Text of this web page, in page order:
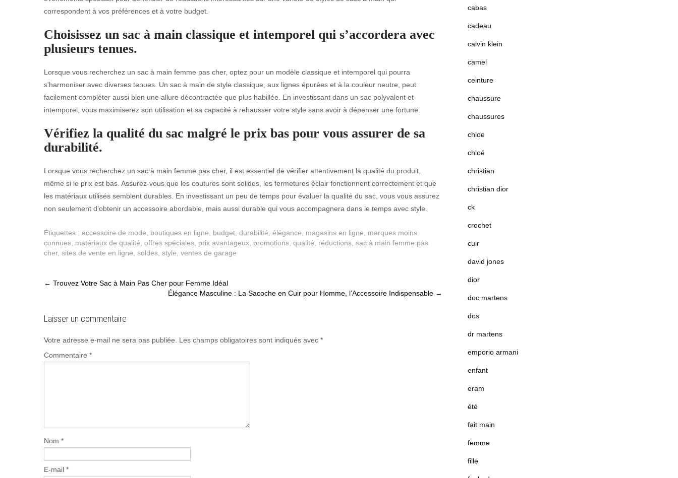
correspondent à vos préférences et à votre budget.
Choisissez un sac à main classique et intemporel qui s’accordera avec
plusieurs tenues.
Lorsque vous recherchez un sac à main femme pas cher, optez pour un modèle classique et intemporel qui pourra
s’harmoniser avec diverses tenues. Un sac à main de style classique, aux lignes épurées et à la couleur neutre, peut
facilement compléter aussi bien une allure décontractée que plus habillée. En investissant dans un sac polyvalent et
intemporel, vous maximiserez son utilisation et sa capacité à rehausser votre style sans avoir à dépenser une fortune.
Vérifiez la qualité du sac malgré le prix bas pour vous assurer de sa
durabilité.
Lorsque vous recherchez un sac à main femme pas cher, il est essentiel de vérifier attentivement la qualité du produit,
même si le prix est bas. Assurez-vous que les coutures sont solides, les fermetures éclair fonctionnent correctement et que
les matériaux utilisés semblent durables. En investissant un peu de temps pour évaluer la qualité du sac, vous vous assurez
non seulement d’obtenir un accessoire abordable, mais aussi durable qui vous accompagnera dans le temps avec style.
Étiquettes : accessoire de mode boutiques en ligne budget durabilité élégance magasins en ligne
marques moins
connues matériaux de qualité offres spéciales prix avantageux promotions qualité réductions sac à main femme pas
cher, sites de vente en ligne soldes style ventes de garage
Post
← Trouvez Votre Sac à Main Pas Cher pour Femme Idéal
Élégance Masculine : La Sacoche en Cuir pour Homme, l’Accessoire Indispensable →
Laisser un commentaire
Votre adresse e-mail ne sera pas publiée. Les champs obligatoires sont indiqués avec *
Commentaire *
Nom *
E-mail *
cabas
cadeau
calvin klein
camel
ceinture
chaussure
chaussures
chloe
chloé
christian
christian dior
ck
crochet
cuir
david jones
dior
doc martens
dos
dr martens
emporio armani
enfant
eram
été
fait main
femme
fille